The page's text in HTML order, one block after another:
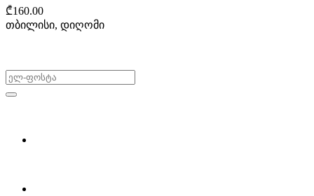
₾160.00
თბილისი, დიღომი